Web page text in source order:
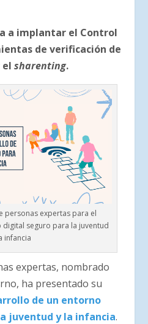
a implantar el Control
de verificación de
el sharenting.
personas expertas para el
seguro para la juventud
infancia
expertas, nombrado
ha presentado su
de un entorno
juventud y la infancia.